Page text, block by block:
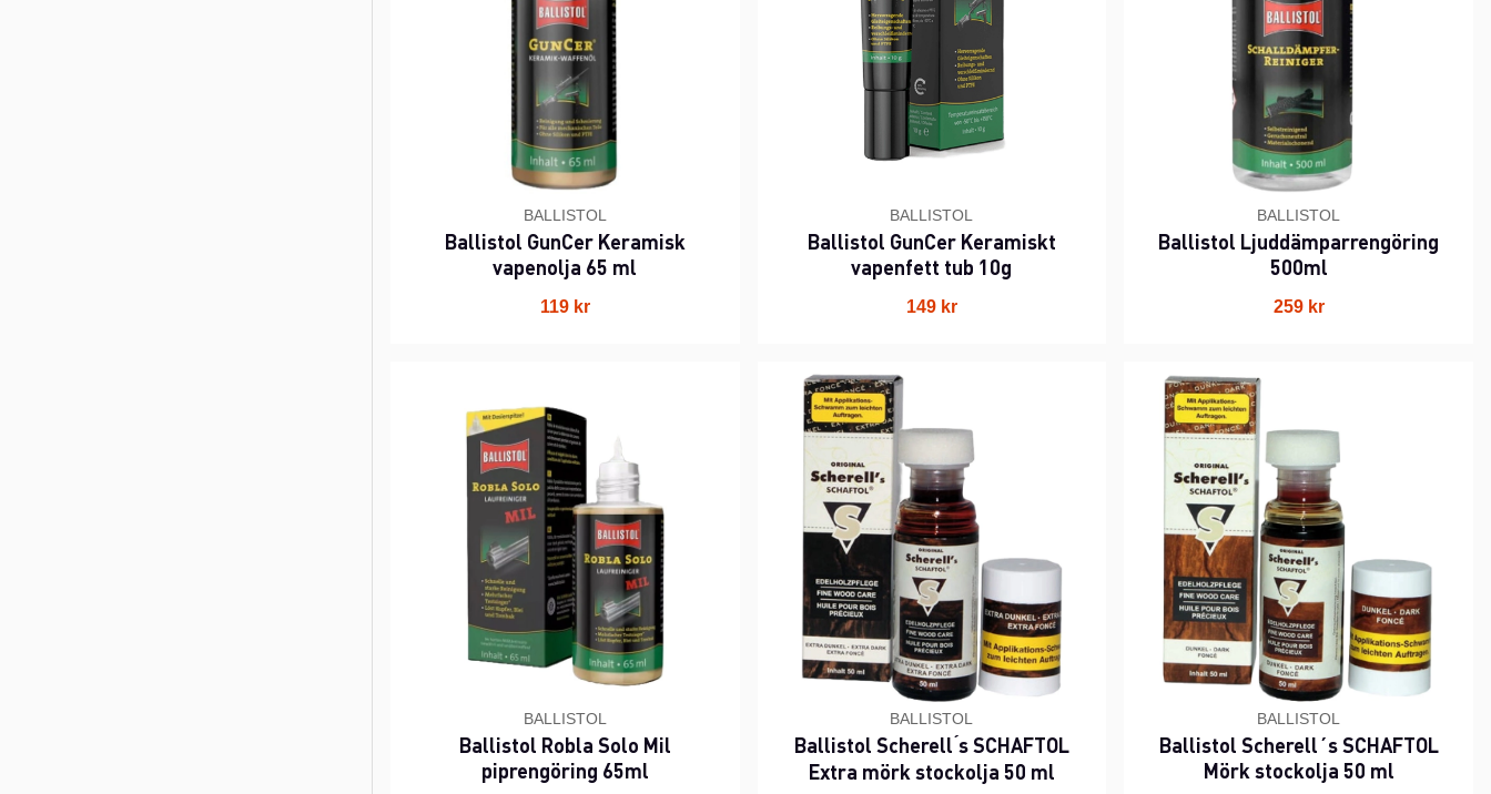
BALLISTOL
Ballistol GunCer Keramisk
vapenolja 65 ml
119 kr
BALLISTOL
Ballistol GunCer Keramiskt
vapenfett tub 10g
149 kr
BALLISTOL
Ballistol Ljuddämparrengöring
500ml
259 kr
BALLISTOL
Ballistol Robla Solo Mil
piprengöring 65ml
BALLISTOL
Ballistol Scherell ́s SCHAFTOL
Extra mörk stockolja 50 ml
BALLISTOL
Ballistol Scherell´s SCHAFTOL
Mörk stockolja 50 ml